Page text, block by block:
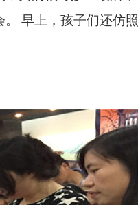
早上，孩子们还仿